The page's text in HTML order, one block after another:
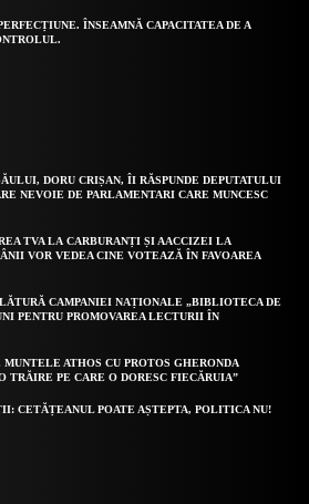
ÎNSEAMNĂ CAPACITATEA DE A
DORU CRIȘAN, ÎI RĂSPUNDE DEPUTATULUI
NEVOIE DE PARLAMENTARI CARE MUNCESC
TVA LA CARBURANȚI ȘI AACCIZEI LA
VOR VEDEA CINE VOTEAZĂ ÎN FAVOAREA
CAMPANIEI NAȚIONALE „BIBLIOTECA DE
PENTRU PROMOVAREA LECTURII ÎN
ATHOS CU PROTOS GHERONDA
TRĂIRE PE CARE O DORESC FIECĂRUIA”
CETĂȚEANUL POATE AȘTEPTA, POLITICA NU!